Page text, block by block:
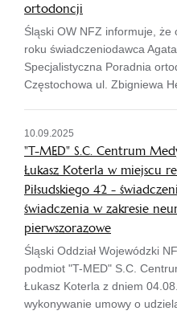
ortodoncji
Śląski OW NFZ informuje,
roku świadczeniodawca
Specjalistyczna Poradnia
Częstochowa ul. Zbigniewa
10.09.2025
"T-MED" S.C. Centrum
Łukasz Koterla w miejscu
Piłsudskiego 42 -
świadczenia w zakresie
pierwszorazowe
Śląski Oddział Wojewódzki
podmiot "T-MED" S.C.
Łukasz Koterla z dniem
wykonywanie umowy o